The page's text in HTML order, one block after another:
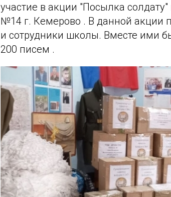
участие в акции "Посылка
№14 г. Кемерово . В данной акции
и сотрудники школы. Вместе ими
200 писем .